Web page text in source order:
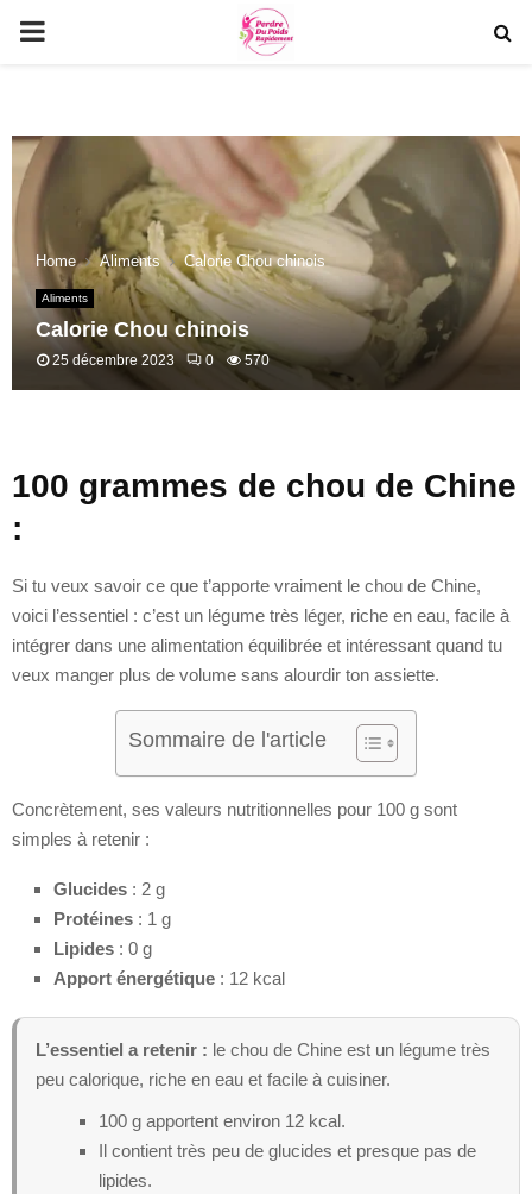
PRIMARY
Home Aliments Calorie Chou chinois
Aliments
Calorie Chou chinois
25 décembre 2023 0 570
100 grammes de chou de Chine
:
Si tu veux savoir ce que t’apporte vraiment le chou de Chine,
voici l’essentiel : c’est un légume très léger, riche en eau, facile à
intégrer dans une alimentation équilibrée et intéressant quand tu
veux manger plus de volume sans alourdir ton assiette.
Sommaire de l'article
Concrètement, ses valeurs nutritionnelles pour 100 g sont
simples à retenir :
Glucides : 2 g
Protéines : 1 g
Lipides : 0 g
Apport énergétique : 12 kcal
L’essentiel a retenir : le chou de Chine est un légume très
peu calorique, riche en eau et facile à cuisiner.
100 g apportent environ 12 kcal.
Il contient très peu de glucides et presque pas de
lipides.